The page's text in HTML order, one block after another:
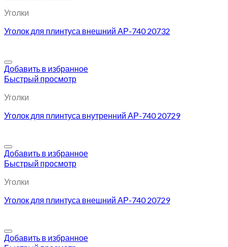
Уголки
Уголок для плинтуса внешний АР-740 20732
Добавить в избранное
Быстрый просмотр
Уголки
Уголок для плинтуса внутренний АР-740 20729
Добавить в избранное
Быстрый просмотр
Уголки
Уголок для плинтуса внешний АР-740 20729
Добавить в избранное